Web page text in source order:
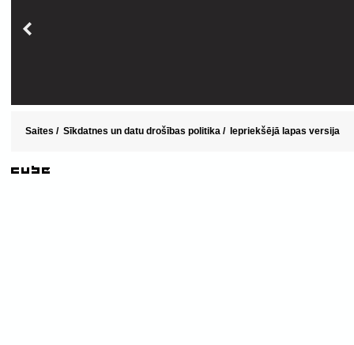
Saites / Sīkdatnes un datu drošības politika / Iepriekšējā lapas versija